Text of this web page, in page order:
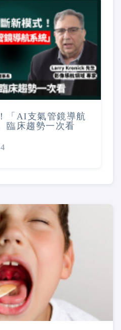
「AI支氣管鏡導航
臨床趨勢一次看